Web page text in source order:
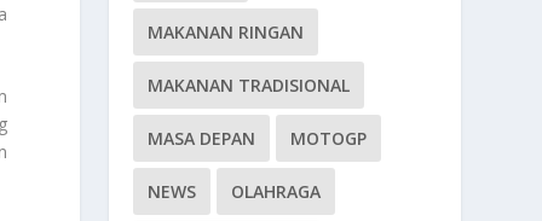
MAKANAN RINGAN
MAKANAN TRADISIONAL
MASA DEPAN MOTOGP
NEWS OLAHRAGA